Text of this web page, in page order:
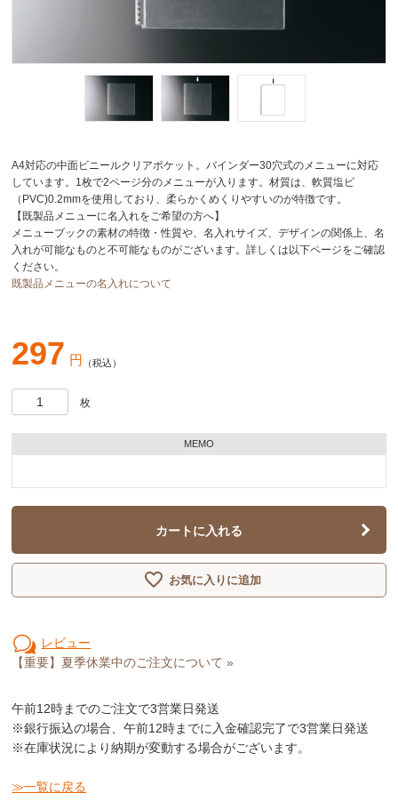
A4対応の中面ビニールクリアポケット。バインダー30穴式のメニューに対応
しています。1枚で2ページ分のメニューが入ります。材質は、軟質塩ビ
（PVC)0.2mmを使用しており、柔らかくめくりやすいのが特徴です。
【既製品メニューに名入れをご希望の方へ】
メニューブックの素材の特徴・性質や、名入れサイズ、デザインの関係上、名
入れが可能なものと不可能なものがございます。詳しくは以下ページをご確認
ください。
既製品メニューの名入れについて
297 円 （税込）
枚
MEMO
カートに入れる
お気に入りに追加
レビュー
【重要】夏季休業中のご注文について »
午前12時までのご注文で3営業日発送
※銀行振込の場合、午前12時までに入金確認完了で3営業日発送
※在庫状況により納期が変動する場合がございます。
≫一覧に戻る